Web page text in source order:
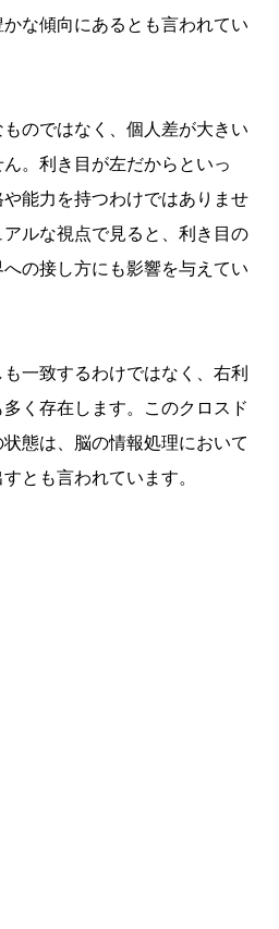
な傾向にあるとも言われてい
のではなく、個人差が大きい
。利き目が左だからといっ
能力を持つわけではありませ
ルな視点で見ると、利き目の
の接し方にも影響を与えてい
一致するわけではなく、右利
く存在します。このクロスド
態は、脳の情報処理において
とも言われています。